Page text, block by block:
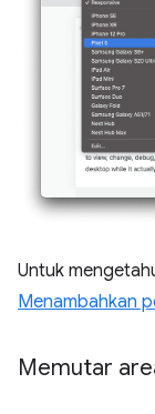
Untuk
Menambahkan
Memutar